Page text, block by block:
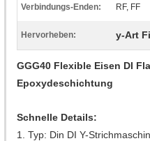
Verbindungs-Enden: RF, FF
Hervorheben: y-Art
GGG40 Flexible Eisen DI
Epoxydeschichtung
Schnelle Details:
1. Typ: Din DI Y-